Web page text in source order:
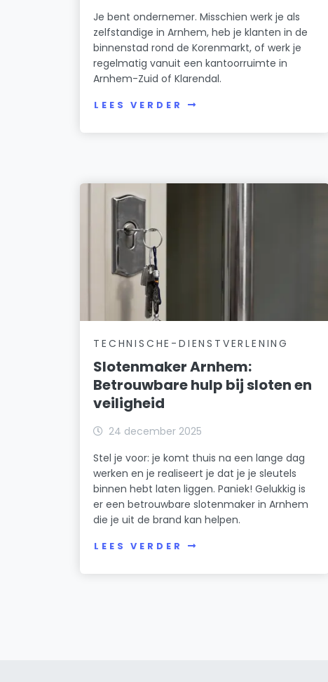
Je bent ondernemer. Misschien werk je als
zelfstandige in Arnhem, heb je klanten in de
binnenstad rond de Korenmarkt, of werk je
regelmatig vanuit een kantoorruimte in
Arnhem-Zuid of Klarendal.
LEES VERDER
TECHNISCHE-DIENSTVERLENING
Slotenmaker Arnhem:
Betrouwbare hulp bij sloten en
veiligheid
24 december 2025
Stel je voor: je komt thuis na een lange dag
werken en je realiseert je dat je je sleutels
binnen hebt laten liggen. Paniek! Gelukkig is
er een betrouwbare slotenmaker in Arnhem
die je uit de brand kan helpen.
LEES VERDER